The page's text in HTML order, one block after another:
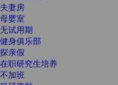
夫妻房
母婴室
无试用期
健身俱乐部
探亲假
在职研究生培养
不加班